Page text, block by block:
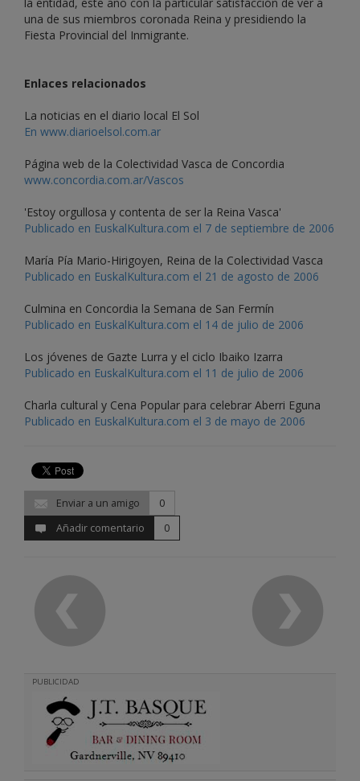
la entidad, este año con la particular satisfacción de ver a
una de sus miembros coronada Reina y presidiendo la
Fiesta Provincial del Inmigrante.
Enlaces relacionados
La noticias en el diario local El Sol
En www.diarioelsol.com.ar
Página web de la Colectividad Vasca de Concordia
www.concordia.com.ar/Vascos
'Estoy orgullosa y contenta de ser la Reina Vasca'
Publicado en EuskalKultura.com el 7 de septiembre de 2006
María Pía Mario-Hirigoyen, Reina de la Colectividad Vasca
Publicado en EuskalKultura.com el 21 de agosto de 2006
Culmina en Concordia la Semana de San Fermín
Publicado en EuskalKultura.com el 14 de julio de 2006
Los jóvenes de Gazte Lurra y el ciclo Ibaiko Izarra
Publicado en EuskalKultura.com el 11 de julio de 2006
Charla cultural y Cena Popular para celebrar Aberri Eguna
Publicado en EuskalKultura.com el 3 de mayo de 2006
Enviar a un amigo
0
Añadir comentario
0
PUBLICIDAD